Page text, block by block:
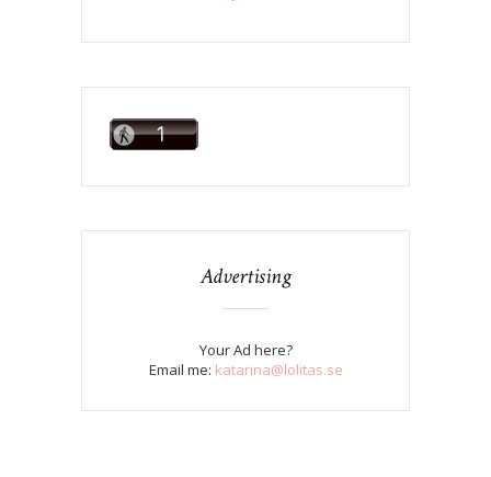
Advertising
Your Ad here?
Email me: katarina@lolitas.se